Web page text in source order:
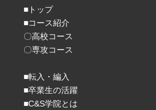
■トップ
■コース紹介
〇高校コース
〇専攻コース
■転入・編入
■卒業生の活躍
■C&S学院とは